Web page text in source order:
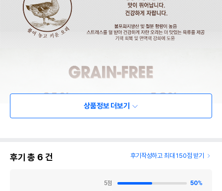
상품정보 더보기
후기 총 6 건 후기작성하고 최대 150점 받기
5점 50%